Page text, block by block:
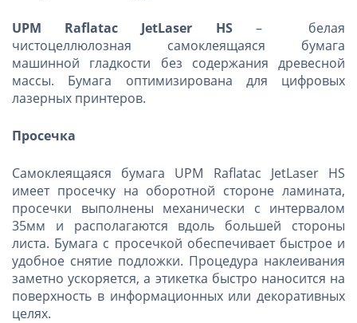
UPM Raflatac JetLaser HS– белая
чистоцеллюлозная самоклеящаяся бумага
машинной гладкости без содержания древесной
массы. Бумага оптимизирована для цифровых
лазерных принтеров.
Просечка
Самоклеящаяся бумага UPM Raflatac JetLaser HS
имеет просечку на оборотной стороне ламината,
просечки выполнены механически с интервалом
35мм и располагаются вдоль большей стороны
листа. Бумага с просечкой обеспечивает быстрое и
удобное снятие подложки. Процедура наклеивания
заметно ускоряется, а этикетка быстро наносится на
поверхность в информационных или декоративных
целях.